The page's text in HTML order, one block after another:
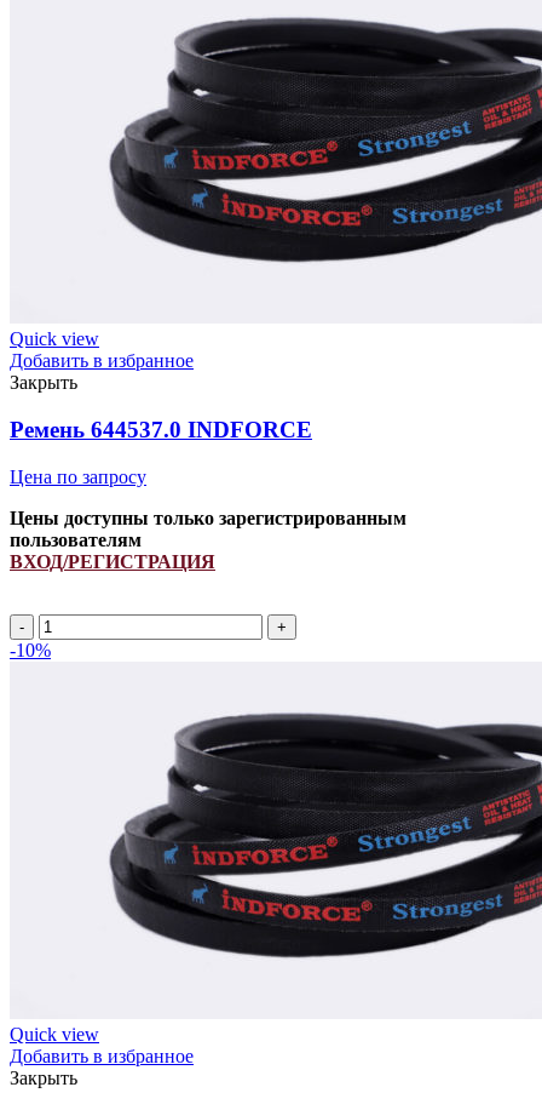
Quick view
Добавить в избранное
Закрыть
Ремень 644537.0 INDFORCE
Цена по запросу
Цены доступны только зарегистрированным
пользователям
ВХОД/РЕГИСТРАЦИЯ
Ремень
644537.0
-10%
Quick view
Добавить в избранное
Закрыть